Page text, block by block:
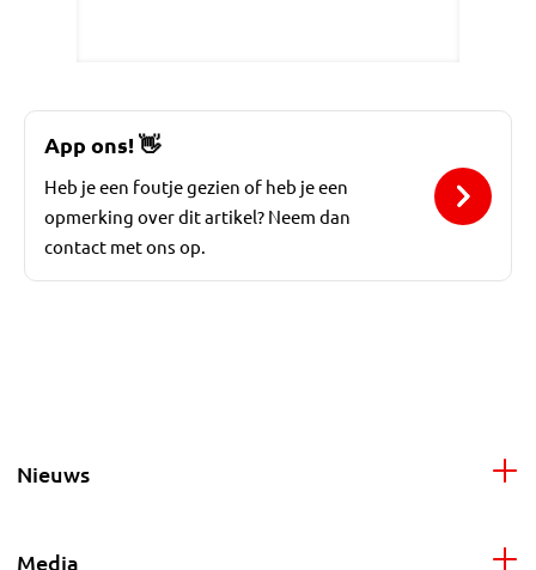
App ons!👋
Heb je een foutje gezien of heb je een
opmerking over dit artikel? Neem dan
contact met ons op.
Nieuws
Media